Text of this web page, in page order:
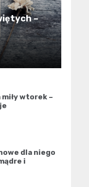
–
wtorek –
dla niego
i